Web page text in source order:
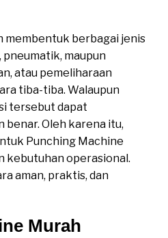
membentuk berbagai jenis
maupun
atau pemeliharaan
tiba-tiba. Walaupun
tersebut dapat
Oleh karena itu,
Punching Machine
kebutuhan operasional.
aman, praktis, dan
Murah